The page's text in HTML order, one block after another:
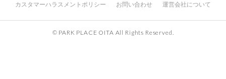
カスタマーハラスメントポリシー お問い合わせ 運営会社について
© PARK PLACE OITA All Rights Reserved.